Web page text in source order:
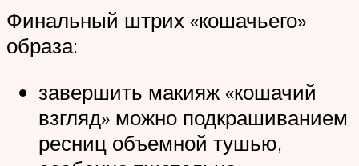
Финальный штрих «кошачьего»
образа:
завершить макияж «кошачий
взгляд» можно подкрашиванием
ресниц объемной тушью,